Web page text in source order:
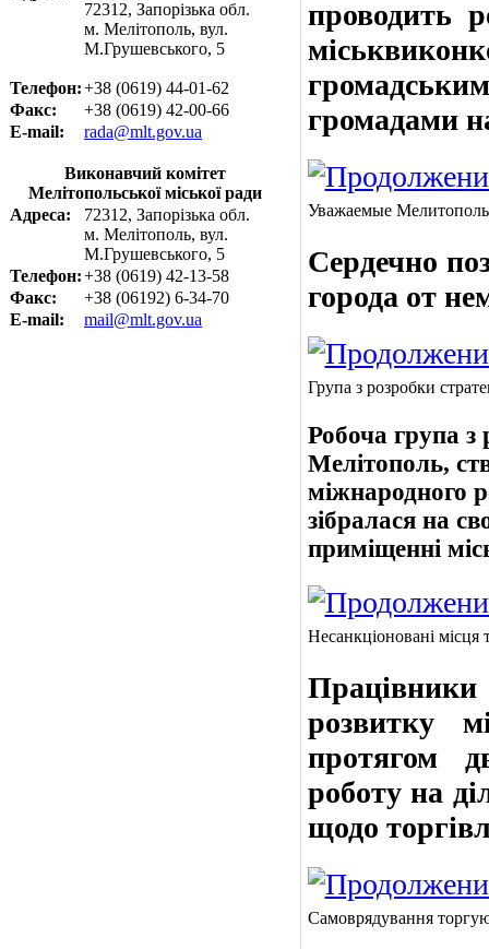
72312, Запорізька обл.
м. Мелітополь, вул.
М.Грушевського, 5
Телефон:+38 (0619) 44-01-62
Факс:
+38 (0619) 42-00-66
E-mail:
rada@mlt.gov.ua
Виконавчий комітет
Мелітопольської міської ради
Адреса:
72312, Запорізька обл.
м. Мелітополь, вул.
М.Грушевського, 5
Телефон:+38 (0619) 42-13-58
Факс:
+38 (06192) 6-34-70
E-mail:
mail@mlt.gov.ua
проводить
громадами
Уважаемые
Сердечно
города от
Група з розробки
Робоча група з
Мелітополь,
міжнародного
зібралася на
приміщенні
Несанкціоновані місця
розвитку
протягом
роботу на
щодо
Самоврядування